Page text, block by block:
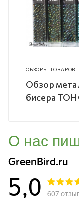
ОБЗОРЫ ТОВАРОВ
Обзор
бисера
О нас